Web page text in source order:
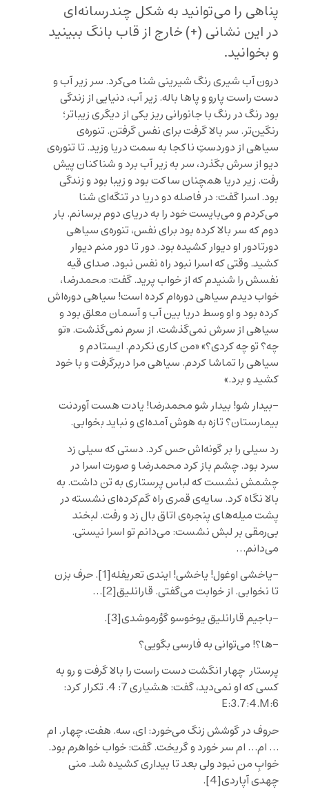
پناهی را می‌توانید به شکل چندرسانه‌ای
دراین نشانی (+)خارج از قاب بانگ ببینید
و بخوانید.
درون آب شیری رنگ شیرینی شنا می‌کرد. سر زیر آب و
دست راست پارو و پاها باله. زیر آب، دنیایی از زندگی
بود رنگ در رنگ با جانورانی ریز یکی از دیگری زیباتر؛
رنگین‌تر. سر بالا گرفت برای نفس گرفتن. تنوره‌‌ی
سیاهی از دوردستِ ناکجا به سمت دریا وزید. تا تنوره‌ی
دیو از سرش بگذرد، سر به زیر آب برد و شناکنان پیش
رفت. زیر دریا همچنان ساکت بود و زیبا بود و زندگی
بود. اسرا گفت: در فاصله دو دریا در تنگه‌ای شنا
می‌کردم و می‌بایست خود را به دریای دوم برسانم. بار
دوم که سر بالا کرده بود برای نفس، تنوره‌ی سیاهی
دورتادور او دیوار کشیده بود. دور تا دور منم دیوار
کشید. وقتی که اسرا نبود راه نفس نبود. صدای قیه
نفسش را شنیدم که از خواب پرید. گفت: محمدرضا،
خواب دیدم سیاهی دوره‌ام کرده است! سیاهی دوره‌اش
کرده بود و او وسط دریا بین آب و آسمان معلق بود و
سیاهی از سرش نمی‌گذشت. از سرم نمی‌گذشت. «تو
چه؟ تو چه کردی؟» «من کاری نکردم. ایستادم و
سیاهی را تماشا کردم. سیاهی مرا دربرگرفت و با خود
کشید و برد.»
-بیدار شو! بیدار شو محمدرضا! یادت هست آوردنت
بیمارستان؟ تازه به هوش آمده‌ای و نباید بخوابی.
رد سیلی را بر گونه‌اش حس کرد. دستی که سیلی زد
سرد بود. چشم باز کرد محمدرضا و صورت اسرا در
چشمش نشست که لباس پرستاری به تن داشت. به
بالا نگاه کرد. سایه‌ی قمری راه گم‌کرده‌ای نشسته در
پشت میله‌های پنجره‌ی اتاق بال زد و رفت. لبخند
بی‌رمقی بر لبش نشست: می‌دانم تو اسرا نیستی.
می‌دانم…
-یاخشی اوغول! یاخشی! ایندی تعریفله[1] . حرف بزن
تا نخوابی. از خوابت می‌گفتی. قارانلیق[2]
…
-باجیم قارانلیق یوخوسو گؤرموشدی[3]
.
-ها؟! می‌توانی به فارسی بگویی؟
پرستار چهار انگشت دست راست را بالا گرفت و رو به
کسی که او نمی‌دید، گفت: هشیاری 7: 4. تکرار کرد:
E:3.7:4.M:6
حروف در گوشش زنگ می‌خورد: ای، سه. هفت، چهار. ام
… ام… ام سر خورد و گریخت. گفت: خواب خواهرم بود.
خوابِ من نبود ولی بعد تا بیداری کشیده شد. منی
چهدی آپاردی[4]
.